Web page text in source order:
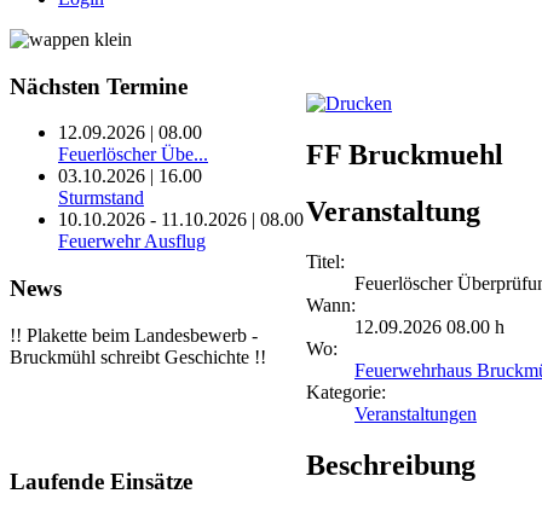
FF Bruckmuehl
Veranstaltung
Titel:
Feuerlöscher
Wann:
12.09.2026 08.00 h
Wo:
Feuerwehrhaus
Kategorie:
Veranstaltungen
Beschreibung
Nächsten Termine
12.09.2026 | 08.00
Feuerlöscher Übe...
03.10.2026 | 16.00
Sturmstand
10.10.2026 - 11.10.2026 | 08.00
Feuerwehr Ausflug
News
!! Plakette beim Landesbewerb -
Bruckmühl schreibt Geschichte !!
Laufende Einsätze